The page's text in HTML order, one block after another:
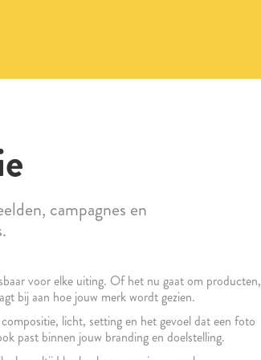
campagnes en
voor elke uiting. Of het nu gaat om producten,
bij aan hoe jouw merk wordt gezien.
licht, setting en het gevoel dat een foto
past binnen jouw branding en doelstelling.